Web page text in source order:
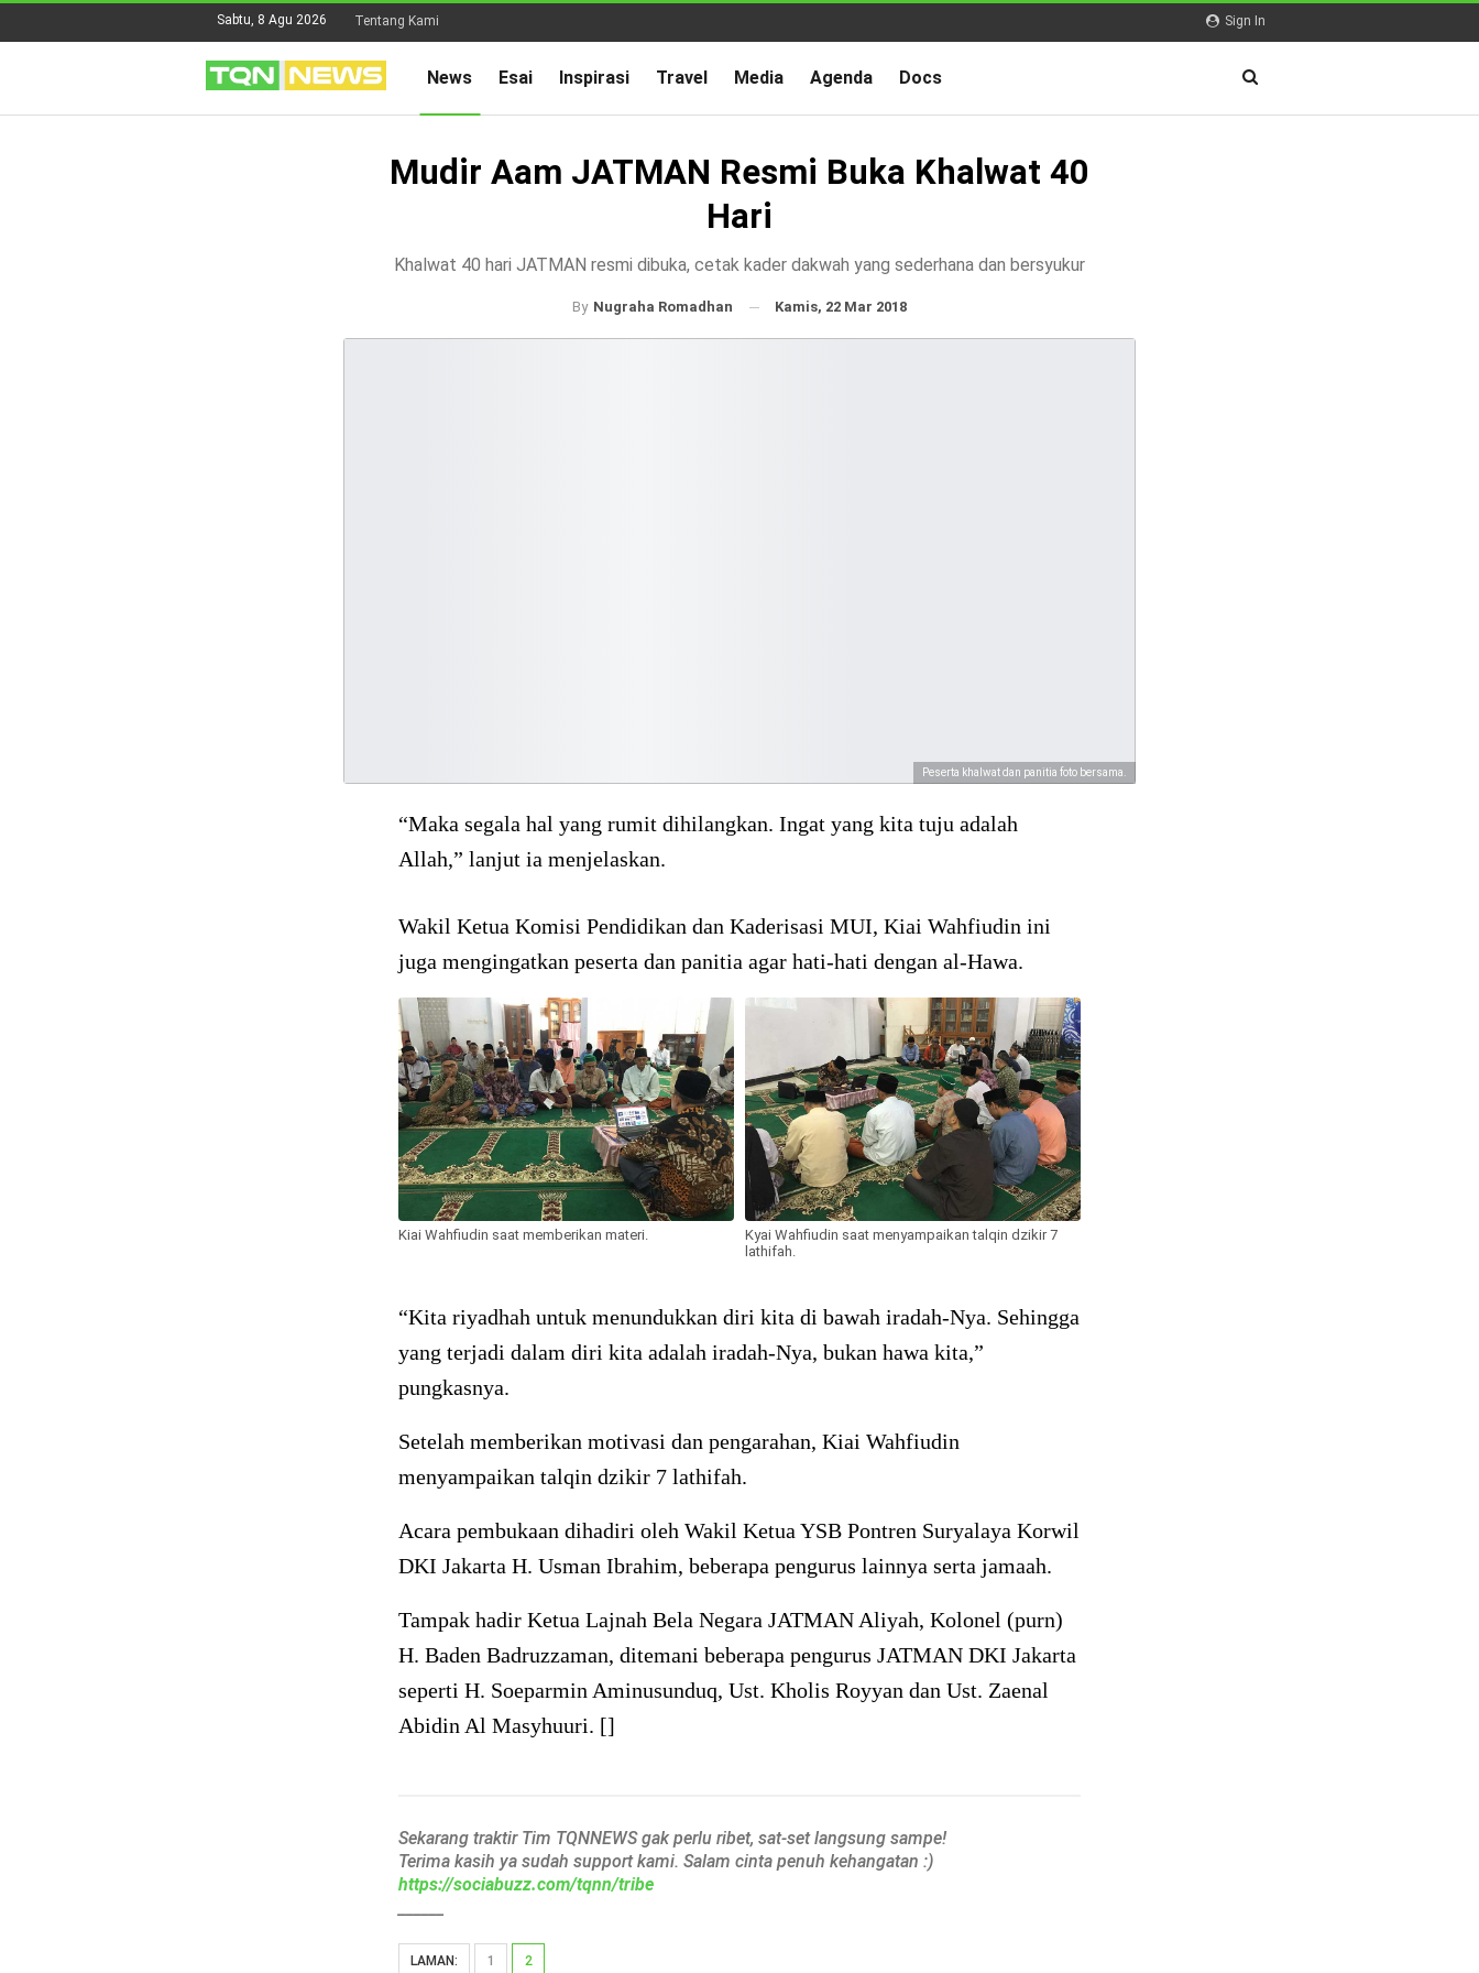
Sign In
Sabtu, 8 Agu 2026 Tentang Kami
News Esai Inspirasi Travel Media Agenda Docs
Mudir Aam JATMAN Resmi Buka Khalwat 40
Hari
Khalwat 40 hari JATMAN resmi dibuka, cetak kader dakwah yang sederhana dan bersyukur
By Nugraha Romadhan Kamis, 22 Mar 2018
Peserta khalwat dan panitia foto bersama.
“Maka segala hal yang rumit dihilangkan. Ingat yang kita tuju adalah
Allah,” lanjut ia menjelaskan.
Wakil Ketua Komisi Pendidikan dan Kaderisasi MUI, Kiai Wahfiudin ini
juga mengingatkan peserta dan panitia agar hati-hati dengan al-Hawa.
Kiai Wahfiudin saat memberikan materi.
Kyai Wahfiudin saat menyampaikan talqin dzikir 7
lathifah.
“Kita riyadhah untuk menundukkan diri kita di bawah iradah-Nya. Sehingga
yang terjadi dalam diri kita adalah iradah-Nya, bukan hawa kita,”
pungkasnya.
Setelah memberikan motivasi dan pengarahan, Kiai Wahfiudin
menyampaikan talqin dzikir 7 lathifah.
Acara pembukaan dihadiri oleh Wakil Ketua YSB Pontren Suryalaya Korwil
DKI Jakarta H. Usman Ibrahim, beberapa pengurus lainnya serta jamaah.
Tampak hadir Ketua Lajnah Bela Negara JATMAN Aliyah, Kolonel (purn)
H. Baden Badruzzaman, ditemani beberapa pengurus JATMAN DKI Jakarta
seperti H. Soeparmin Aminusunduq, Ust. Kholis Royyan dan Ust. Zaenal
Abidin Al Masyhuuri. []
Sekarang traktir Tim TQNNEWS gak perlu ribet, sat-set langsung sampe!
Terima kasih ya sudah support kami. Salam cinta penuh kehangatan :)
https://sociabuzz.com/tqnn/tribe
LAMAN: 1 2